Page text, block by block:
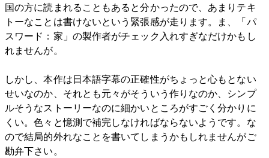
国の方に読まれることもあると分かったので、あまりテキ
トーなことは書けないという緊張感が走ります。ま、「パ
スワード：家」の製作者がチェック入れすぎなだけかもし
れませんが。
しかし、本作は日本語字幕の正確性がちょっと心もとない
せいなのか、それとも元々がそういう作りなのか、シンプ
ルそうなストーリーなのに細かいところがすごく分かりに
くい。色々と憶測で補完しなければならないようです。な
ので結局的外れなことを書いてしまうかもしれませんがご
勘弁下さい。